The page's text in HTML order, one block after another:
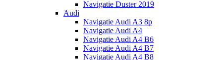
Navigatie Duster 2019
Audi
Navigatie Audi A3 8p
Navigatie Audi A4
Navigatie Audi A4 B6
Navigatie Audi A4 B7
Navigatie Audi A4 B8